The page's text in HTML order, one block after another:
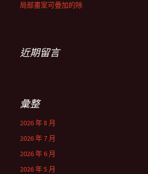
局部畫室可疊加的除
近期留言
彙整
2026 年 8 月
2026 年 7 月
2026 年 6 月
2026 年 5 月